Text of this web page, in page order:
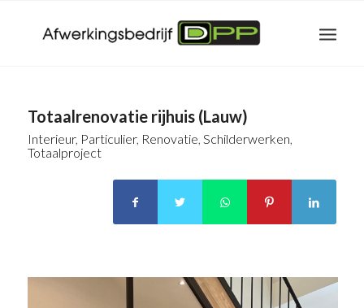
Totaalrenovatie rijhuis (Lauw)
Interieur, Particulier, Renovatie, Schilderwerken,
Totaalproject